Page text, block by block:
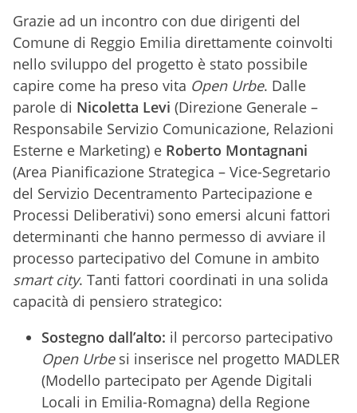
Grazie ad un incontro con due dirigenti del
Comune di Reggio Emilia direttamente coinvolti
nello sviluppo del progetto è stato possibile
capire come ha preso vita Open Urbe. Dalle
parole di Nicoletta Levi (Direzione Generale –
Responsabile Servizio Comunicazione, Relazioni
Esterne e Marketing) e Roberto Montagnani
(Area Pianificazione Strategica – Vice-Segretario
del Servizio Decentramento Partecipazione e
Processi Deliberativi) sono emersi alcuni fattori
determinanti che hanno permesso di avviare il
processo partecipativo del Comune in ambito
smart city. Tanti fattori coordinati in una solida
capacità di pensiero strategico:
Sostegno dall’alto: il percorso partecipativo
Open Urbesi inserisce nel progetto MADLER
(Modello partecipato per Agende Digitali
Locali in Emilia-Romagna) della Regione